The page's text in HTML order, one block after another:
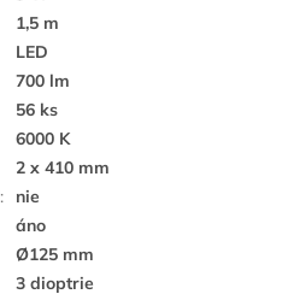
1,5 m
LED
700 lm
56 ks
6000 K
2 x 410 mm
:
nie
áno
Ø125 mm
3 dioptrie